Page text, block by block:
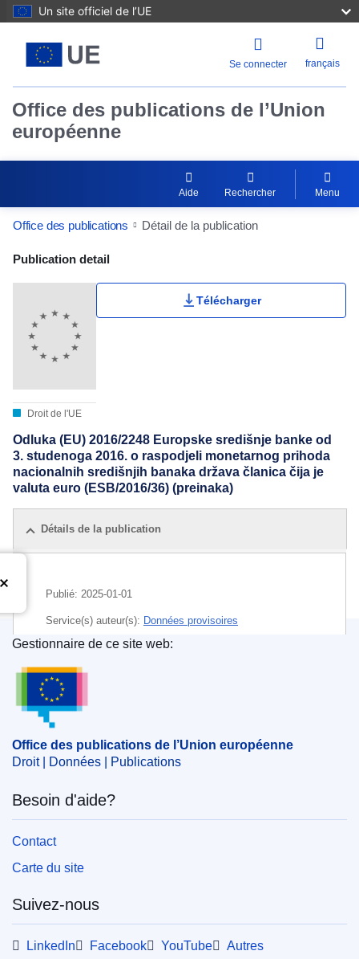
Un site officiel de l’UE
Se connecter français
Office des publications de l’Union
européenne
Aide Rechercher Menu
Office des publications Détail de la publication
Publication Detail Actions Portlet
Publication detail
Droit de l'UE
Télécharger
Odluka (EU) 2016/2248 Europske središnje banke od
3. studenoga 2016. o raspodjeli monetarnog prihoda
nacionalnih središnjih banaka država članica čija je
valuta euro (ESB/2016/36) (preinaka)
Détails de la publication
Publié: 2025-01-01
Service(s) auteur(s): Données provisoires
CELEX : 02016D0036(01)-20250101
ELI :dec/2016/2248/2025-01-01
Office des publications de l’Union européenne
Gestionnaire de ce site web:
Office des publications de l’Union européenne
Droit | Données | Publications
Besoin d'aide?
Contact
Carte du site
Suivez-nous
LinkedIn Facebook YouTube Autres